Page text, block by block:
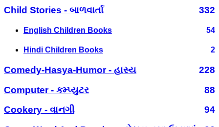
Child Stories - બાળવાર્તા
332
English Children Books 54
Hindi Children Books 2
Comedy-Hasya-Humor - હાસ્ય
228
Computer - કમ્પ્યુટર
88
Cookery - વાનગી
94